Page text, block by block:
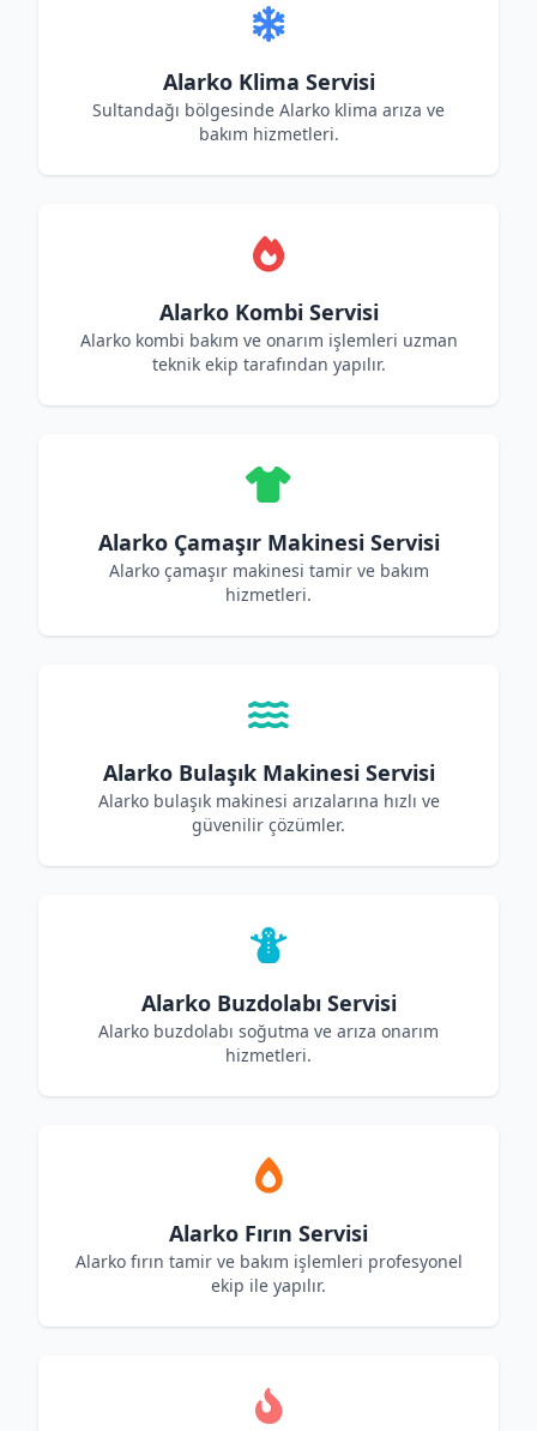
Alarko Klima Servisi
Sultandağı bölgesinde Alarko klima arıza ve
bakım hizmetleri.
Alarko Kombi Servisi
Alarko kombi bakım ve onarım işlemleri uzman
teknik ekip tarafından yapılır.
Alarko Çamaşır Makinesi Servisi
Alarko çamaşır makinesi tamir ve bakım
hizmetleri.
Alarko Bulaşık Makinesi Servisi
Alarko bulaşık makinesi arızalarına hızlı ve
güvenilir çözümler.
Alarko Buzdolabı Servisi
Alarko buzdolabı soğutma ve arıza onarım
hizmetleri.
Alarko Fırın Servisi
Alarko fırın tamir ve bakım işlemleri profesyonel
ekip ile yapılır.